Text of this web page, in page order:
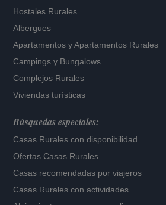
Hostales Rurales
Albergues
Apartamentos yApartamentos Rurales
Campings y Bungalows
Complejos Rurales
Viviendas turísticas
Búsquedas especiales:
Casas Rurales con disponibilidad
Ofertas Casas Rurales
Casas recomendadas por viajeros
Casas Rurales con actividades